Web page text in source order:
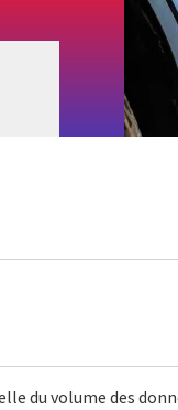
du volume des